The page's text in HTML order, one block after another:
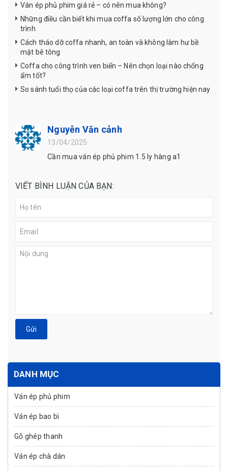
Ván ép phủ phim giá rẻ – có nên mua không?
Những điều cần biết khi mua coffa số lượng lớn cho công
trình
Cách tháo dỡ coffa nhanh, an toàn và không làm hư bề
mặt bê tông
Coffa cho công trình ven biển – Nên chọn loại nào chống
ẩm tốt?
So sánh tuổi thọ của các loại coffa trên thị trường hiện nay
Nguyễn Văn cảnh
13/04/2025
Cần mua ván ép phủ phim 1.5 ly hàng a1
VIẾT BÌNH LUẬN CỦA BẠN:
Gửi
DANH MỤC
Ván ép phủ phim
Ván ép bao bì
Gỗ ghép thanh
Ván ép chà dán